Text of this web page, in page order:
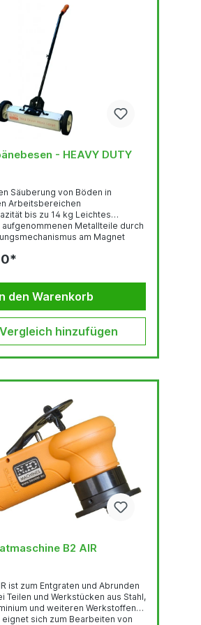
- HEAVY DUTY
Säuberung von Böden in
Arbeitsbereichen
bis zu 14 kg Leichtes
aufgenommenen Metallteile durch
am Magnet
mm Gewicht: 5,7 kg
den Warenkorb
hinzufügen
B2 AIR
ist zum Entgraten und Abrunden
Teilen und Werkstücken aus Stahl,
und weiteren Werkstoffen
sich zum Bearbeiten von